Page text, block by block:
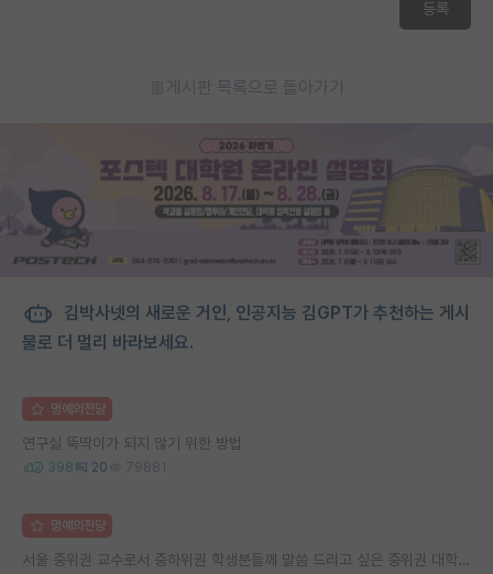
등록
게시판 목록으로 돌아가기
김박사넷의 새로운 거인, 인공지능 김GPT가 추천하는 게시
물로 더 멀리 바라보세요.
명예의전당
연구실 뚝딱이가 되지 않기 위한 방법
398 20 79881
명예의전당
서울 중위권 교수로서 중하위권 학생분들께 말씀 드리고 싶은 중위권 대학 연구실의 강점